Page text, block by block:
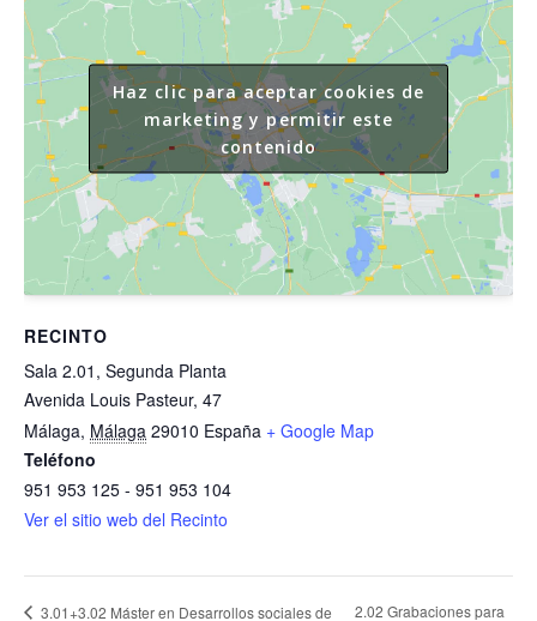
RECINTO
Sala 2.01, Segunda Planta
Avenida Louis Pasteur, 47
Málaga, Málaga 29010 España + Google Map
Teléfono
951 953 125 - 951 953 104
Ver el sitio web del Recinto
Haz clic para aceptar cookies de
marketing y permitir este
contenido
3.01+3.02 Máster en Desarrollos sociales de 2.02 Grabaciones para